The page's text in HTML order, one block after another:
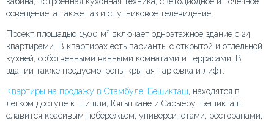
освещение, а также газ и спутниковое телевидение.
Проект площадью 1500 м² включает одноэтажное здание с 24
квартирами. В квартирах есть варианты с открытой и отдельной
кухней, собственными ванными комнатами и террасами. В
здании также предусмотрены крытая парковка и лифт.
Квартиры на продажу в Стамбуле, Бешикташ, находятся в
легком доступе к Шишли, Кягытхане и Сарыеру. Бешикташ
славится красивым побережьем, университетами, ресторанами,